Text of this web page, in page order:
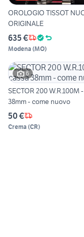
OROLOGIO TISSOT
ORIGINALE
635 €
Modena (MO)
6
SECTOR 200 W.R.100M
38mm - come nuovo
50 €
Crema (CR)